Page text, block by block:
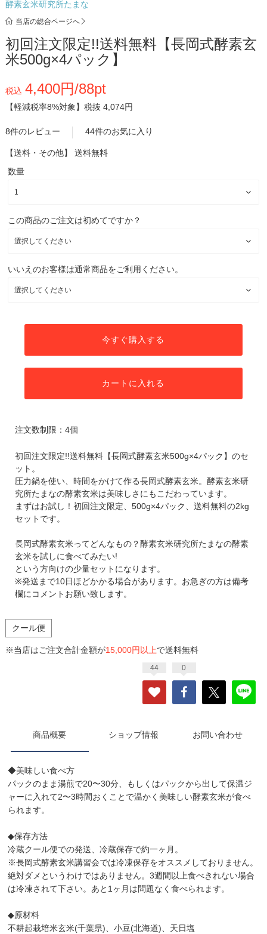
酵素玄米研究所たまな
当店の総合ページへ
初回注文限定!!送料無料【長岡式酵素玄
米500g×4パック】
税込 4,400円/88pt
【軽減税率8%対象】 税抜 4,074円
8件のレビュー 44件のお気に入り
【送料・その他】 送料無料
数量
この商品のご注文は初めてですか？
いいえのお客様は通常商品をご利用ください。
今すぐ購入する
カートに入れる
注文数制限：4個
初回注文限定!!送料無料【長岡式酵素玄米500g×4パック】のセ
ット。
圧力鍋を使い、時間をかけて作る長岡式酵素玄米。酵素玄米研
究所たまなの酵素玄米は美味しさにもこだわっています。
まずはお試し！初回注文限定、500g×4パック、送料無料の2kg
セットです。
長岡式酵素玄米ってどんなもの？酵素玄米研究所たまなの酵素
玄米を試しに食べてみたい!
という方向けの少量セットになります。
※発送まで10日ほどかかる場合があります。お急ぎの方は備考
欄にコメントお願い致します。
クール便
※当店はご注文合計金額が15,000円以上で送料無料
44 0
商品概要 ショップ情報 お問い合わせ
◆美味しい食べ方
パックのまま湯煎で20〜30分、もしくはパックから出して保温ジ
ャーに入れて2〜3時間おくことで温かく美味しい酵素玄米が食べ
られます。
◆保存方法
冷蔵クール便での発送、冷蔵保存で約一ヶ月。
※長岡式酵素玄米講習会では冷凍保存をオススメしておりません。
絶対ダメというわけではありません。3週間以上食べきれない場合
は冷凍されて下さい。あと1ヶ月は問題なく食べられます。
◆原材料
不耕起栽培米玄米(千葉県)、小豆(北海道)、天日塩